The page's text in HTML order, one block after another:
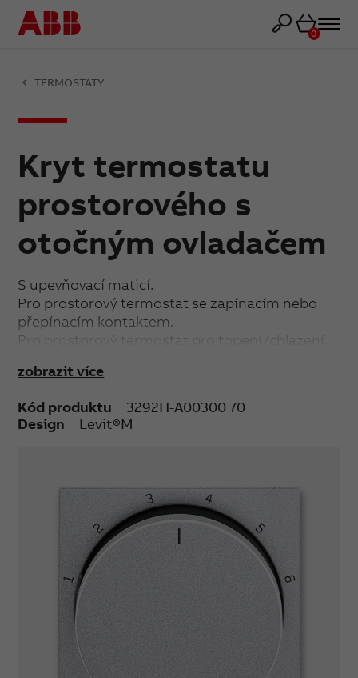
Košík
0
TERMOSTATY
Kryt termostatu
prostorového s
otočným ovladačem
S upevňovací maticí.
Pro prostorový termostat se zapínacím nebo
přepínacím kontaktem.
Pro prostorový termostat pro topení/chlazení.
zobrazit více
Kód produktu
3292H-A00300 70
Design
Levit®M